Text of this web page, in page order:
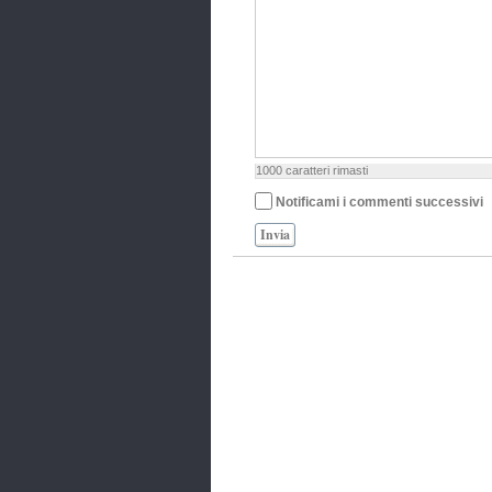
1000 caratteri rimasti
Notificami i commenti successivi
Invia